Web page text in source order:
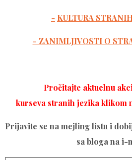
- KULTURA
- ZANIMLJIVOSTI O
Pročitajte aktuelnu
kurseva stranih jezika klikom
Prijavite se na mejling listu i
sa bloga na i-